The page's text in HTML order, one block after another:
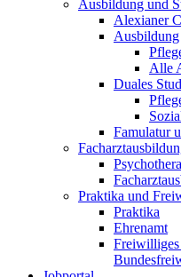
Ausbildung und
Alexianer
Ausbildung
Alle
Duales
Famulatur
Praktika und
Praktika
Ehrenamt
Freiwilliges